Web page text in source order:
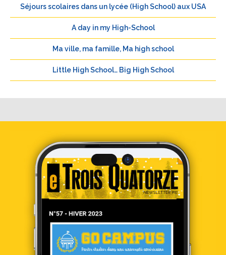
Séjours scolaires dans un lycée (High School) aux USA
A day in my High-School
Ma ville, ma famille, Ma high school
Little High School… Big High School